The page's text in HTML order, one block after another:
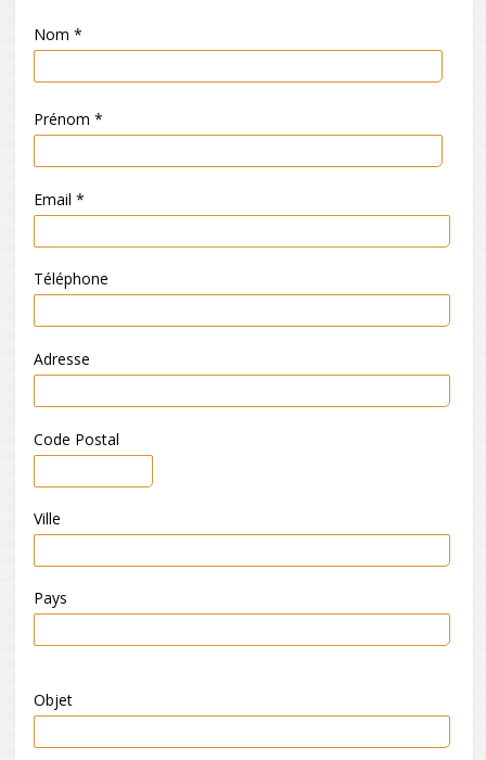
Nom *
Prénom *
Email *
Téléphone
Adresse
Code Postal
Ville
Pays
Objet